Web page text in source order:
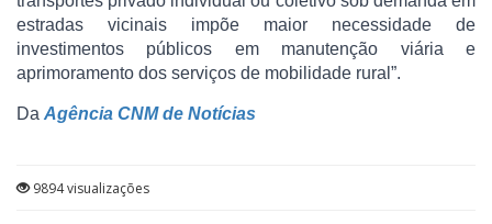
estradas vicinais impõe maior necessidade de
investimentos públicos em manutenção viária e
aprimoramento dos serviços de mobilidade rural”.
Da Agência CNM de Notícias
9894 visualizações